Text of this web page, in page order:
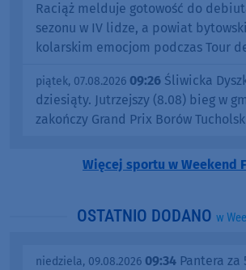
Raciąż melduje gotowość do
sezonu w IV lidze, a powiat
kolarskim emocjom podczas Tour
piątek, 07.08.2026 09:26 Śliwicka
dziesiąty. Jutrzejszy (8.08) bieg w
zakończy Grand Prix Borów
Więcej sportu w Weekend
OSTATNIO DODANO w
niedziela, 09.08.2026 09:34 Pantera za